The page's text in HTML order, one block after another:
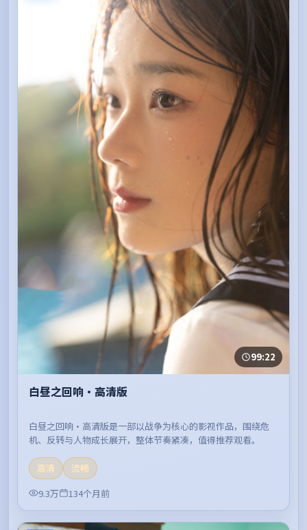
99:22
白昼之回响·高清版
白昼之回响·高清版是一部以战争为核心的影视作品，围绕危
机、反转与人物成长展开，整体节奏紧凑，值得推荐观看。
高清
流畅
9.3万
134个月前